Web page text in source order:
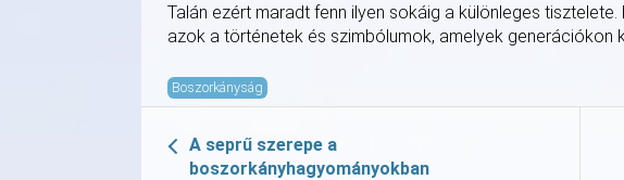
Talán ezért maradt fenn ilyen sokáig a különleges
azok a történetek és szimbólumok, amelyek generációkon
Boszorkányság
A seprű szerepe a
boszorkányhagyományokban